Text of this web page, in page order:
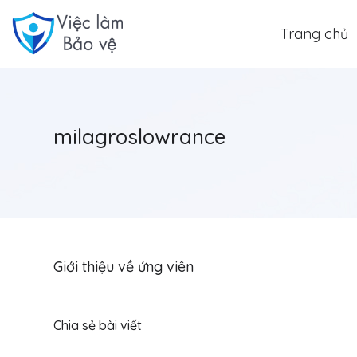
Trang chủ
milagroslowrance
Giới thiệu về ứng viên
Chia sẻ bài viết